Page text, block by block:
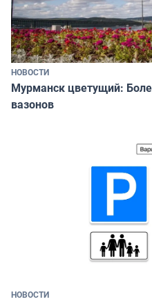
НОВОСТИ
Мурманск цветущий:
вазонов
НОВОСТИ